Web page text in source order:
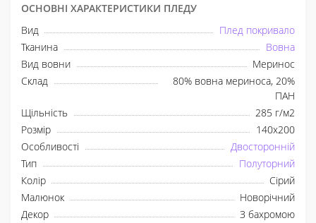
ОСНОВНІ ХАРАКТЕРИСТИКИ ПЛЕДУ
Вид
Плед покривало
Тканина
Вовна
Вид вовни
Меринос
Склад
80% вовна мериноса, 20%
ПАН
Щільність
285 г/м2
Розмір
140x200
Особливості
Двосторонній
Тип
Полуторний
Колір
Сірий
Малюнок
Новорічний
Декор
З бахромою